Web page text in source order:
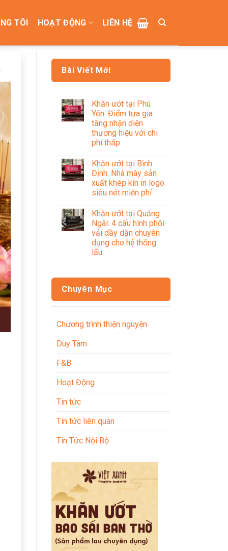
TÔI HOẠT ĐỘNG LIÊN HỆ
Bài Viết Mới
Khăn ướt tại Phú
Yên: Điểm tựa gia
tăng nhận diện
thương hiệu với chi
phí thấp
Khăn ướt tại Bình
Định: Nhà máy sản
xuất khép kín in logo
siêu nét miễn phí
Khăn ướt tại Quảng
Ngãi: 4 cấu hình phôi
vải dầy dặn chuyên
dụng cho hệ thống
lẩu
Chuyên Mục
Chương trình thiện nguyện
Duy Tâm
F&B
Hoạt Động
Tin tức
Tin tức liên quan
Tin Tức Nội Bộ